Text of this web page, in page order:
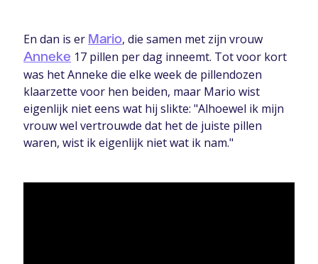
En dan is er Mario, die samen met zijn vrouw
Anneke 17 pillen per dag inneemt. Tot voor kort
was het Anneke die elke week de pillendozen
klaarzette voor hen beiden, maar Mario wist
eigenlijk niet eens wat hij slikte: "Alhoewel ik mijn
vrouw wel vertrouwde dat het de juiste pillen
waren, wist ik eigenlijk niet wat ik nam."